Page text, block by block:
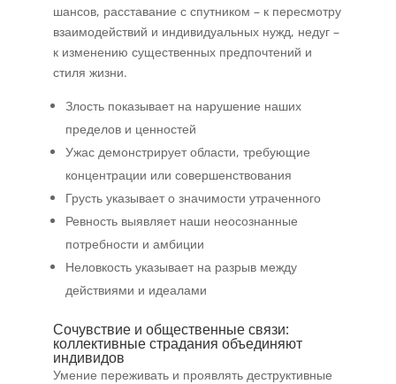
шансов, расставание с спутником – к пересмотру
взаимодействий и индивидуальных нужд, недуг –
к изменению существенных предпочтений и
стиля жизни.
Злость показывает на нарушение наших
пределов и ценностей
Ужас демонстрирует области, требующие
концентрации или совершенствования
Грусть указывает о значимости утраченного
Ревность выявляет наши неосознанные
потребности и амбиции
Неловкость указывает на разрыв между
действиями и идеалами
Сочувствие и общественные связи:
коллективные страдания объединяют
индивидов
Умение переживать и проявлять деструктивные